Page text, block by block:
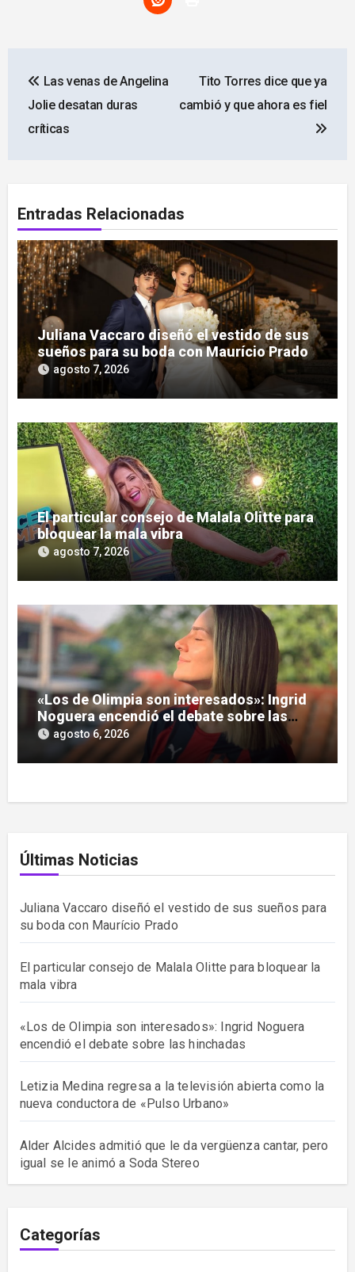
de
entradas
Las venas de Angelina
Jolie desatan duras
críticas
Tito Torres dice que ya
cambió y que ahora es fiel
Entradas Relacionadas
Juliana Vaccaro diseñó el vestido de sus
sueños para su boda con Maurício Prado
agosto 7, 2026
El particular consejo de Malala Olitte para
bloquear la mala vibra
agosto 7, 2026
«Los de Olimpia son interesados»: Ingrid
Noguera encendió el debate sobre las
hinchadas
agosto 6, 2026
Últimas Noticias
Juliana Vaccaro diseñó el vestido de sus sueños para
su boda con Maurício Prado
El particular consejo de Malala Olitte para bloquear la
mala vibra
«Los de Olimpia son interesados»: Ingrid Noguera
encendió el debate sobre las hinchadas
Letizia Medina regresa a la televisión abierta como la
nueva conductora de «Pulso Urbano»
Alder Alcides admitió que le da vergüenza cantar, pero
igual se le animó a Soda Stereo
Categorías